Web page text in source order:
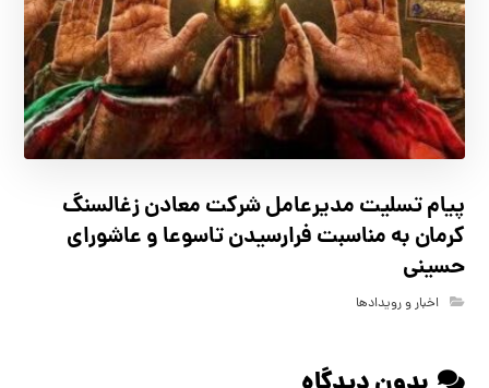
پیام تسلیت مدیرعامل شرکت معادن زغالسنگ
کرمان به مناسبت فرارسیدن تاسوعا و عاشورای
حسینی
اخبار و رویدادها